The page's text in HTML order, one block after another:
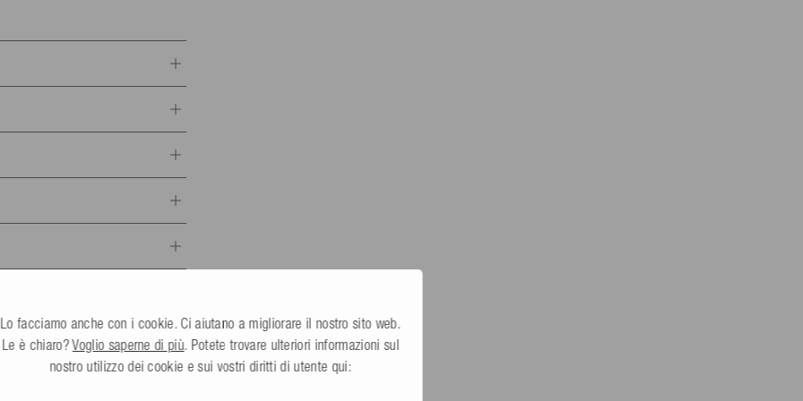
90 kg 90 - 100 kg
responsabile UE
8-10
Dürbheim, Germania
in Italia*.
Lo facciamo anche con i cookie. Ci aiutano a migliorare il nostro sito web.
Le è chiaro?Voglio saperne di più. Potete trovare ulteriori informazioni sul
nostro utilizzo dei cookie e sui vostri diritti di utente qui: